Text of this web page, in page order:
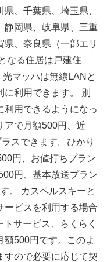
、千葉県、埼玉県、
静岡県、岐阜県、三重
、奈良県（一部エリ
なる住居は戸建住
マッハは無線LANと
利用できます。 別
利用できるようになっ
アで月額500円、近
スできます。ひかり
円、お値打ちプラン
円、基本放送プラン
。 カスペルスキーと
ービスを利用する場合
サービス、らくらく
額500円です。このよ
すので必要に応じて契